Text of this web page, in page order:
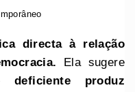
directa à relação
Ela sugere
deficiente produz